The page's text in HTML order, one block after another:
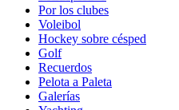
Por los clubes
Voleibol
Hockey sobre césped
Golf
Recuerdos
Pelota a Paleta
Galerías